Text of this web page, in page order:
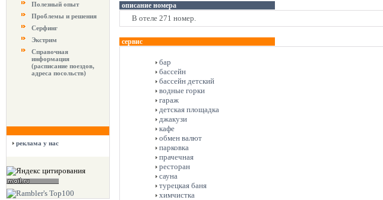
Полезный опыт
Проблемы и решения
Серфинг
Экстрим
Справочная
информация
(расписание поездов,
адреса посольств)
реклама у нас
описание номера
В отеле 271 номер.
сервис
бар
бассейн
бассейн детский
водные горки
гараж
детская площадка
джакузи
кафе
обмен валют
парковка
прачечная
ресторан
сауна
турецкая баня
химчистка